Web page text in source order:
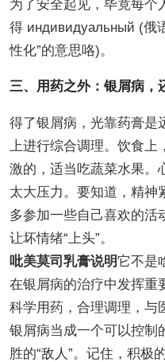
为了安全起见，毕竟每个
得 индивидуальный (俄
性化”的意思咯)。
三、用药之外：银屑病，
得了银屑病，光靠药膏是
上进行综合调理。饮食
激的，适当吃蔬菜水果。
太大压力。要知道，精神
多参加一些自己喜欢的活
让坏情绪“上头”。
吡美莫司乳膏说明它不是
在银屑病的治疗中发挥重
科学用药，合理调理，与
银屑病当成一个可以控制
胜的“敌人”。记住，积极